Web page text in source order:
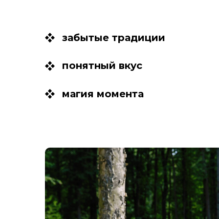
забытые традиции
понятный вкус
магия момента